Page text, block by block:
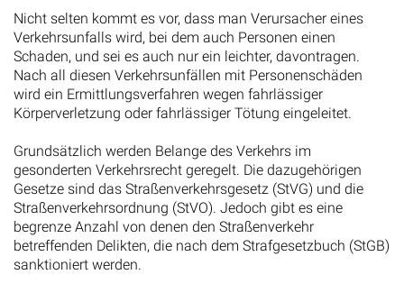
Nicht selten kommt es vor, dass man Verursacher eines
Verkehrsunfalls wird, bei dem auch Personen einen
Schaden, und sei es auch nur ein leichter, davontragen.
Nach all diesen Verkehrsunfällen mit Personenschäden
wird ein Ermittlungsverfahren wegen fahrlässiger
Körperverletzung oder fahrlässiger Tötung eingeleitet.
Grundsätzlich werden Belange des Verkehrs im
gesonderten Verkehrsrecht geregelt. Die dazugehörigen
Gesetze sind das Straßenverkehrsgesetz (StVG) und die
Straßenverkehrsordnung (StVO). Jedoch gibt es eine
begrenze Anzahl von denen den Straßenverkehr
betreffenden Delikten, die nach dem Strafgesetzbuch (StGB)
sanktioniert werden.